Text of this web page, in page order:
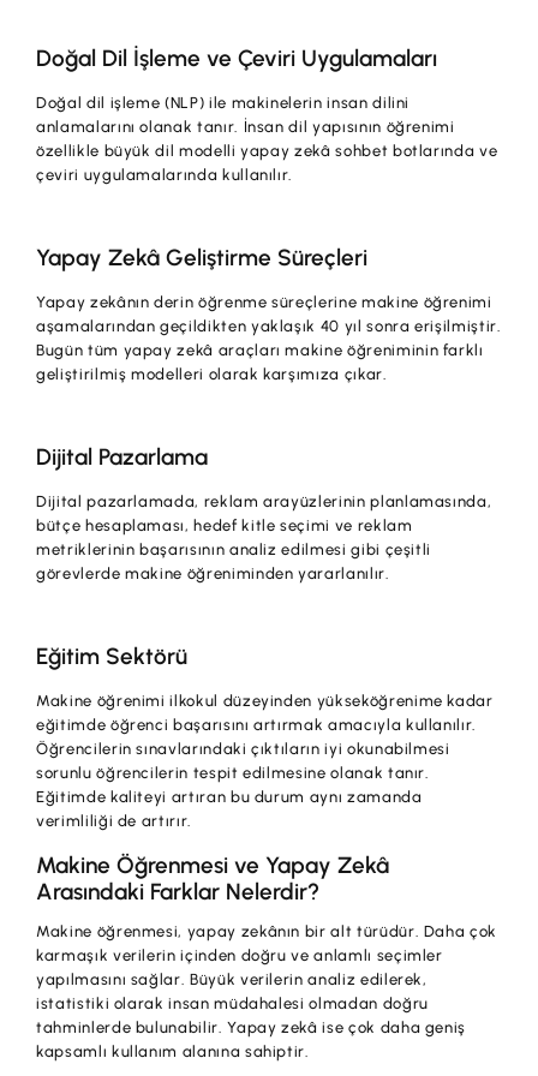
Doğal Dil İşleme ve Çeviri Uygulamaları
Doğal dil işleme (NLP) ile makinelerin insan dilini
anlamalarını olanak tanır. İnsan dil yapısının öğrenimi
özellikle büyük dil modelli yapay zekâ sohbet botlarında ve
çeviri uygulamalarında kullanılır.
Yapay Zekâ Geliştirme Süreçleri
Yapay zekânın derin öğrenme süreçlerine makine öğrenimi
aşamalarından geçildikten yaklaşık 40 yıl sonra erişilmiştir.
Bugün tüm yapay zekâ araçları makine öğreniminin farklı
geliştirilmiş modelleri olarak karşımıza çıkar.
Dijital Pazarlama
Dijital pazarlamada, reklam arayüzlerinin planlamasında,
bütçe hesaplaması, hedef kitle seçimi ve reklam
metriklerinin başarısının analiz edilmesi gibi çeşitli
görevlerde makine öğreniminden yararlanılır.
Eğitim Sektörü
Makine öğrenimi ilkokul düzeyinden yükseköğrenime kadar
eğitimde öğrenci başarısını artırmak amacıyla kullanılır.
Öğrencilerin sınavlarındaki çıktıların iyi okunabilmesi
sorunlu öğrencilerin tespit edilmesine olanak tanır.
Eğitimde kaliteyi artıran bu durum aynı zamanda
verimliliği de artırır.
Makine Öğrenmesi ve Yapay Zekâ
Arasındaki Farklar Nelerdir?
Makine öğrenmesi, yapay zekânın bir alt türüdür. Daha çok
karmaşık verilerin içinden doğru ve anlamlı seçimler
yapılmasını sağlar. Büyük verilerin analiz edilerek,
istatistiki olarak insan müdahalesi olmadan doğru
tahminlerde bulunabilir. Yapay zekâ ise çok daha geniş
kapsamlı kullanım alanına sahiptir.